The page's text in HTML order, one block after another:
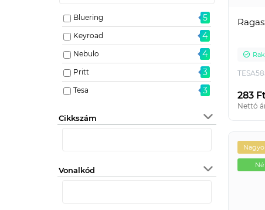
Bluering 5
Keyroad 4
Nebulo 4
Pritt 3
Tesa 3
Cikkszám
Vonalkód
283
Nettó